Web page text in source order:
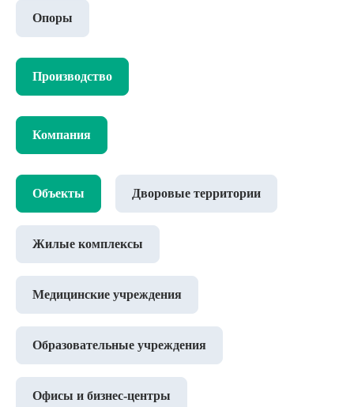
Опоры
Производство
Компания
Объекты Дворовые территории
Жилые комплексы
Медицинские учреждения
Образовательные учреждения
Офисы и бизнес-центры